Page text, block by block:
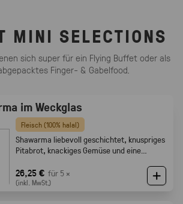
MINI SELECTIONS
sich super für ein Flying Buffet oder als
Finger- & Gabelfood.
im Weckglas
Fleisch (100% halal)
Shawarma liebevoll geschichtet, knuspriges
Pitabrot, knackiges Gemüse und eine
26,25 € für 5 ×
(inkl. MwSt.)